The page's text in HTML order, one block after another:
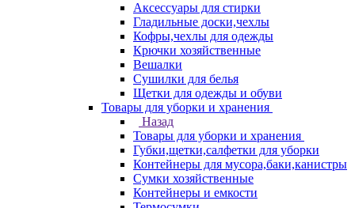
Аксессуары для стирки
Гладильные доски,чехлы
Кофры,чехлы для одежды
Крючки хозяйственные
Вешалки
Сушилки для белья
Щетки для одежды и обуви
Товары для уборки и хранения
Назад
Товары для уборки и хранения
Губки,щетки,салфетки для уборки
Контейнеры для мусора,баки,канистры
Сумки хозяйственные
Контейнеры и емкости